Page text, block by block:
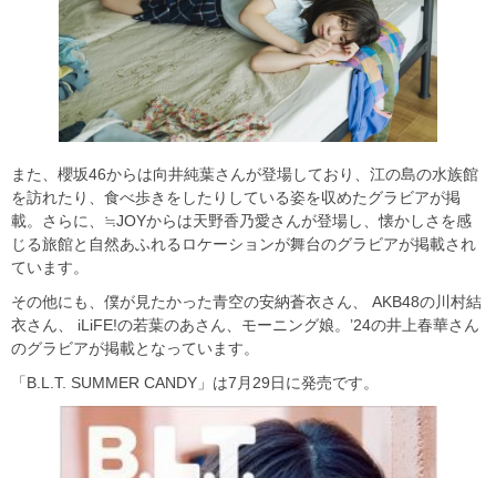
また、櫻坂46からは向井純葉さんが登場しており、江の島の水族館
を訪れたり、食べ歩きをしたりしている姿を収めたグラビアが掲
載。さらに、≒JOYからは天野香乃愛さんが登場し、懐かしさを感
じる旅館と自然あふれるロケーションが舞台のグラビアが掲載され
ています。
その他にも、僕が見たかった青空の安納蒼衣さん、 AKB48の川村結
衣さん、 iLiFE!の若葉のあさん、モーニング娘。’24の井上春華さん
のグラビアが掲載となっています。
「B.L.T. SUMMER CANDY」は7月29日に発売です。